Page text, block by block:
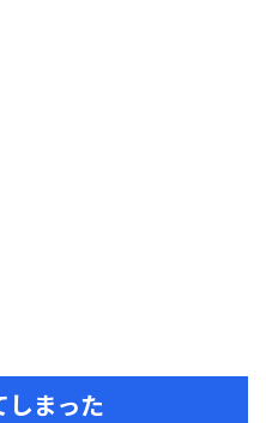
しまった